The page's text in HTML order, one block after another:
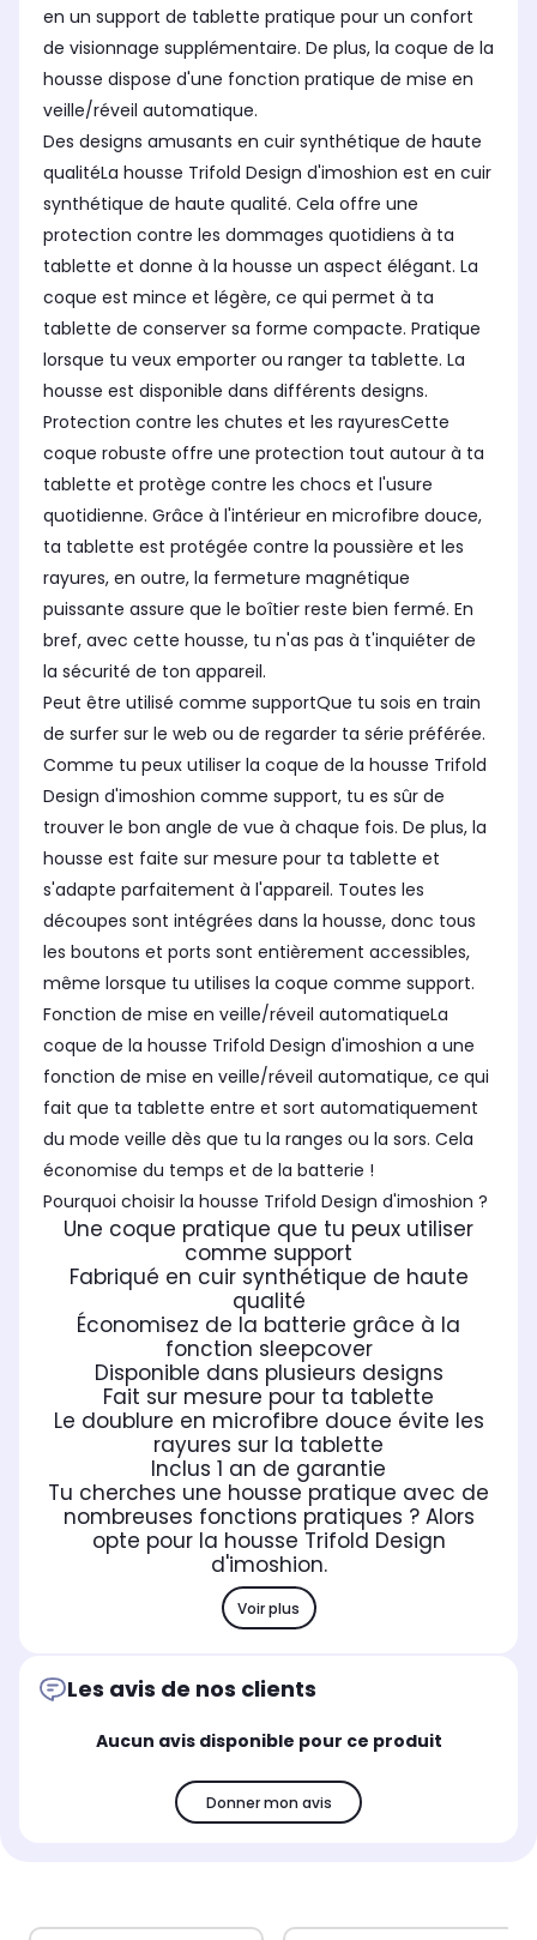
en un support de tablette pratique pour un confort
de visionnage supplémentaire. De plus, la coque de la
housse dispose d'une fonction pratique de mise en
veille/réveil automatique.
Des designs amusants en cuir synthétique de haute
qualitéLa housse Trifold Design d'imoshion est en cuir
synthétique de haute qualité. Cela offre une
protection contre les dommages quotidiens à ta
tablette et donne à la housse un aspect élégant. La
coque est mince et légère, ce qui permet à ta
tablette de conserver sa forme compacte. Pratique
lorsque tu veux emporter ou ranger ta tablette. La
housse est disponible dans différents designs.
Protection contre les chutes et les rayuresCette
coque robuste offre une protection tout autour à ta
tablette et protège contre les chocs et l'usure
quotidienne. Grâce à l'intérieur en microfibre douce,
ta tablette est protégée contre la poussière et les
rayures, en outre, la fermeture magnétique
puissante assure que le boîtier reste bien fermé. En
bref, avec cette housse, tu n'as pas à t'inquiéter de
la sécurité de ton appareil.
Peut être utilisé comme supportQue tu sois en train
de surfer sur le web ou de regarder ta série préférée.
Comme tu peux utiliser la coque de la housse Trifold
Design d'imoshion comme support, tu es sûr de
trouver le bon angle de vue à chaque fois. De plus, la
housse est faite sur mesure pour ta tablette et
s'adapte parfaitement à l'appareil. Toutes les
découpes sont intégrées dans la housse, donc tous
les boutons et ports sont entièrement accessibles,
même lorsque tu utilises la coque comme support.
Fonction de mise en veille/réveil automatiqueLa
coque de la housse Trifold Design d'imoshion a une
fonction de mise en veille/réveil automatique, ce qui
fait que ta tablette entre et sort automatiquement
du mode veille dès que tu la ranges ou la sors. Cela
économise du temps et de la batterie !
Pourquoi choisir la housse Trifold Design d'imoshion ?
Une coque pratique que tu peux utiliser
comme support
Fabriqué en cuir synthétique de haute
qualité
Économisez de la batterie grâce à la
fonction sleepcover
Disponible dans plusieurs designs
Fait sur mesure pour ta tablette
Le doublure en microfibre douce évite les
rayures sur la tablette
Inclus 1 an de garantie
Tu cherches une housse pratique avec de
nombreuses fonctions pratiques ? Alors
opte pour la housse Trifold Design
d'imoshion.
Voir plus
Les avis de nos clients
Aucun avis disponible pour ce produit
Donner mon avis